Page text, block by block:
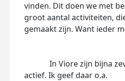
vinden. Dit doen we met
groot aantal activiteiten,
gemaakt zijn. Want
In Viore zijn bijna
actief. Ik geef daar o.a.